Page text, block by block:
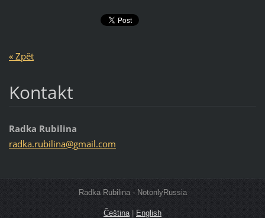
« Zpět
Kontakt
Radka Rubilina
radka.rubilina@gmail.com
Radka Rubilina - NotonlyRussia
Čeština | English